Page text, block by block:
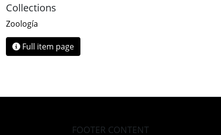
Collections
Zoología
Full item page
FOOTER CONTENT